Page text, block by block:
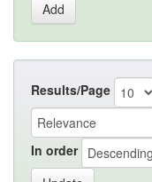
Results/Page
In order